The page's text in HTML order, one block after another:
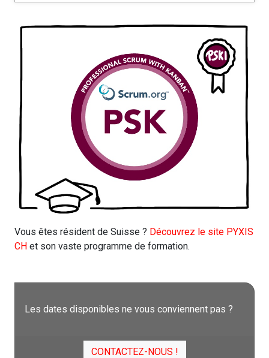
Vous êtes résident de Suisse ? Découvrez le site PYXIS
CH et son vaste programme de formation.
Les dates disponibles ne vous conviennent pas ?
CONTACTEZ-NOUS !